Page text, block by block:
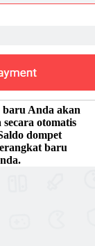
baru Anda akan
otomatis
dompet
baru